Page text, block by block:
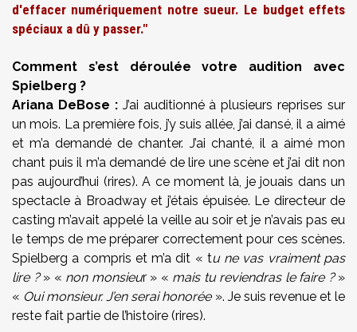
d'effacer numériquement notre sueur. Le budget effets
spéciaux a dû y passer."
Comment s’est déroulée votre audition avec
Spielberg ?
Ariana DeBose :J’ai auditionné à plusieurs reprises sur
un mois. La première fois, j’y suis allée, j’ai dansé, il a aimé
et m’a demandé de chanter. J’ai chanté, il a aimé mon
chant puis il m’a demandé de lire une scène et j’ai dit non
pas aujourd’hui (rires). A ce moment là, je jouais dans un
spectacle à Broadway et j’étais épuisée. Le directeur de
casting m’avait appelé la veille au soir et je n’avais pas eu
le temps de me préparer correctement pour ces scènes.
Spielberg a compris et m’a dit « tu ne vas vraiment pas
lire ?» « non monsieur » « mais tu reviendras le faire ?»
« Oui monsieur. J’en serai honorée». Je suis revenue et le
reste fait partie de l’histoire (rires).